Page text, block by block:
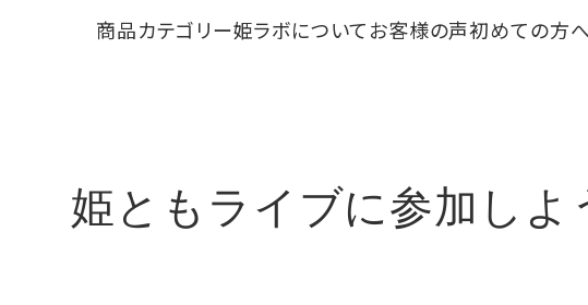
商品カテゴリー姫ラボについてお客様の声初めての方
姫ともライブに参加しよ